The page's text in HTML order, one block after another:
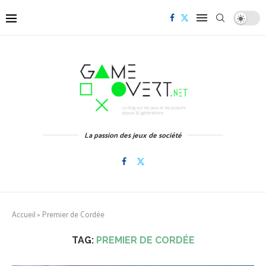
La passion des jeux de société
Accueil» Premier de Cordée
TAG: PREMIER DE CORDÉE